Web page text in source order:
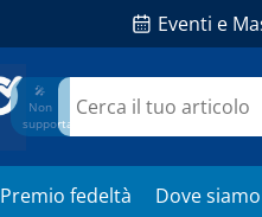
Eventi e
🎤
Non
supportato
Premio fedeltà Dove siamo